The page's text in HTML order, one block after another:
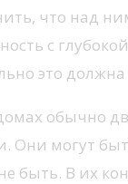
что над
с
это
обычно
Они могут
быть. В их